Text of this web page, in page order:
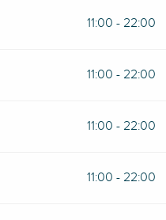
11:00 - 22:00
11:00 - 22:00
11:00 - 22:00
11:00 - 22:00